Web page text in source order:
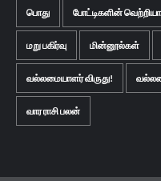
பொது போட்டிகளின்
மறு பகிர்வு மின்னூல்கள்
வல்லமையாளர் விருது!
வார ராசி பலன்